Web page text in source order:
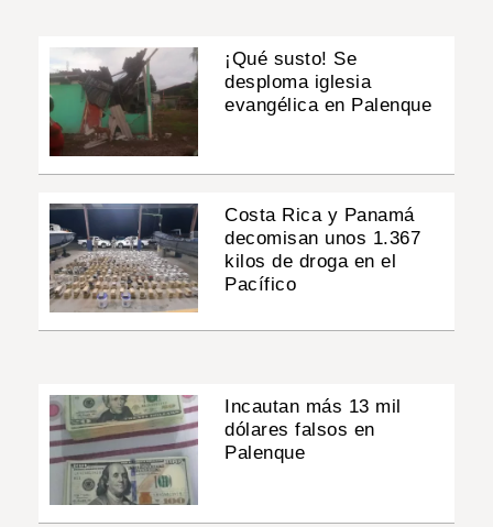
¡Qué susto! Se
desploma iglesia
evangélica en Palenque
Costa Rica y Panamá
decomisan unos 1.367
kilos de droga en el
Pacífico
Incautan más 13 mil
dólares falsos en
Palenque